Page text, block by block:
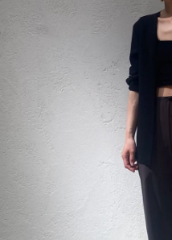
すべての商品
予約商品
セール商品
スタイリング
特集